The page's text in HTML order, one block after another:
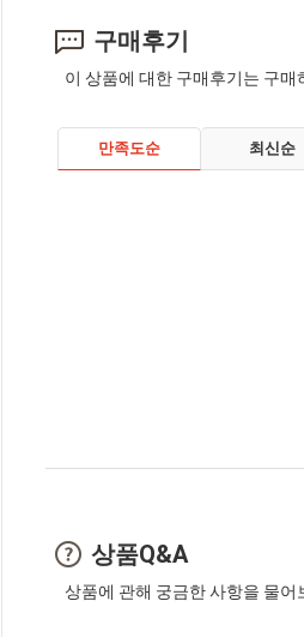
구매후기
이 상품에 대한 구매후기는 구매
만족도순 최신순
상품Q&A
상품에 관해 궁금한 사항을 물어